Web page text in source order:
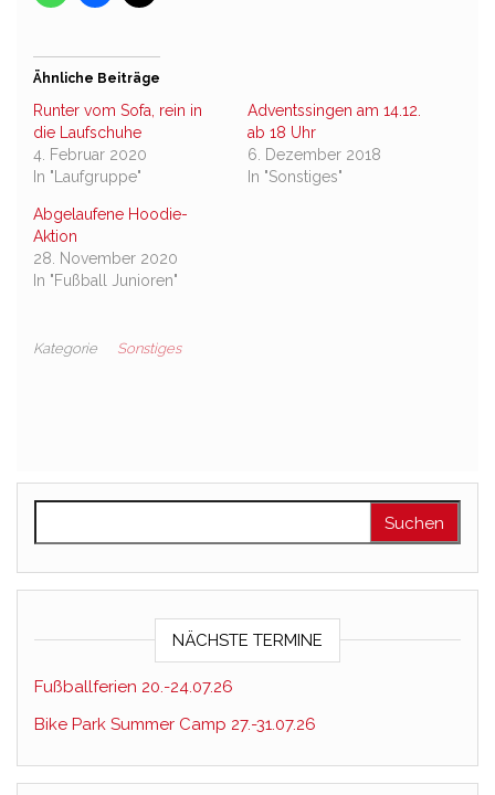
Ähnliche Beiträge
Runter vom Sofa, rein in
die Laufschuhe
4. Februar 2020
In "Laufgruppe"
Adventssingen am 14.12.
ab 18 Uhr
6. Dezember 2018
In "Sonstiges"
Abgelaufene Hoodie-
Aktion
28. November 2020
In "Fußball Junioren"
Kategorie Sonstiges
NÄCHSTE TERMINE
Fußballferien 20.-24.07.26
Bike Park Summer Camp 27.-31.07.26